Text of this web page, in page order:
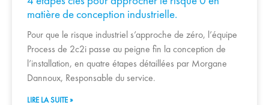
matière de conception industrielle.
Pour que le risque industriel s’approche de zéro, l’équipe
Process de 2c2i passe au peigne fin la conception de
l’installation, en quatre étapes détaillées par Morgane
Dannoux, Responsable du service.
LIRE LA SUITE »